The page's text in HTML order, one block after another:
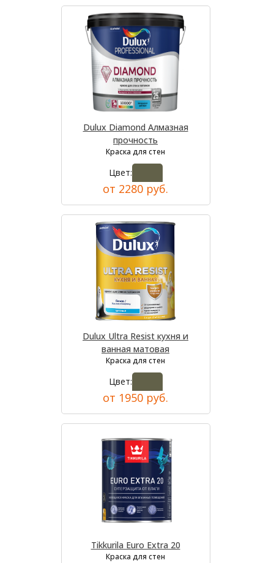
Dulux Diamond Алмазная
прочность
Краска для стен
Цвет:
от 2280 руб.
Dulux Ultra Resist кухня и
ванная матовая
Краска для стен
Цвет:
от 1950 руб.
Tikkurila Euro Extra 20
Краска для стен